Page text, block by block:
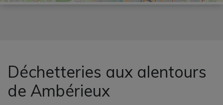
Déchetteries aux alentours
de Ambérieux